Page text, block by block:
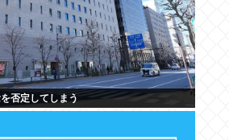
否定してしまう